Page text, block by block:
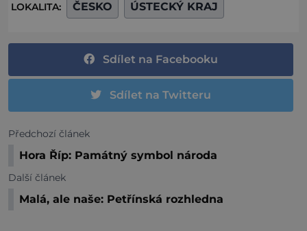
LOKALITA: ČESKO ÚSTECKÝ KRAJ
Sdílet na Facebooku
Sdílet na Twitteru
Předchozí článek
Hora Říp: Památný symbol národa
Další článek
Malá, ale naše: Petřínská rozhledna